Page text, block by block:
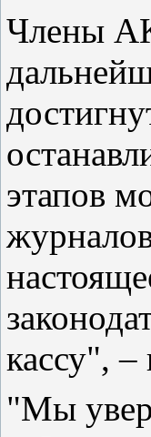
Члены
этапов
кассу",
"Мы